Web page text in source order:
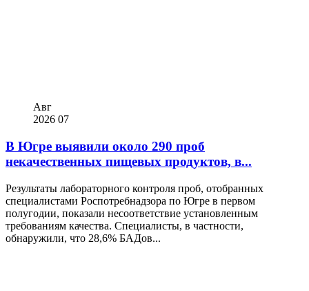
Авг
2026 07
В Югре выявили около 290 проб
некачественных пищевых продуктов, в...
Результаты лабораторного контроля проб, отобранных
специалистами Роспотребнадзора по Югре в первом
полугодии, показали несоответствие установленным
требованиям качества. Специалисты, в частности,
обнаружили, что 28,6% БАДов...